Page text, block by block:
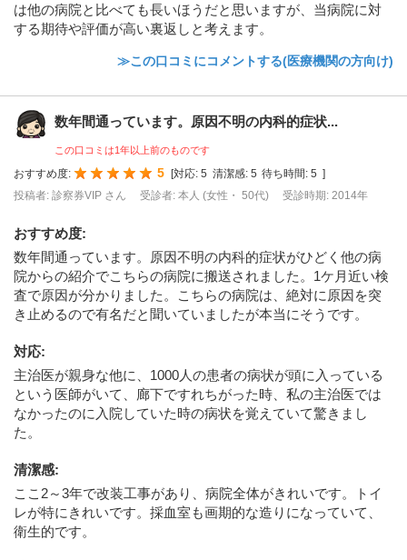
は他の病院と比べても長いほうだと思いますが、当病院に対
する期待や評価が高い裏返しと考えます。
≫この口コミにコメントする(医療機関の方向け)
数年間通っています。原因不明の内科的症状...
この口コミは1年以上前のものです
おすすめ度: 5 対応: 5 清潔感: 5 待ち時間: 5
投稿者: 診察券VIP さん
受診者: 本人 (女性・ 50代) 受診時期: 2014年
おすすめ度:
数年間通っています。原因不明の内科的症状がひどく他の病
院からの紹介でこちらの病院に搬送されました。1ケ月近い検
査で原因が分かりました。こちらの病院は、絶対に原因を突
き止めるので有名だと聞いていましたが本当にそうです。
対応:
主治医が親身な他に、1000人の患者の病状が頭に入っている
という医師がいて、廊下ですれちがった時、私の主治医では
なかったのに入院していた時の病状を覚えていて驚きまし
た。
清潔感:
ここ2～3年で改装工事があり、病院全体がきれいです。トイ
レが特にきれいです。採血室も画期的な造りになっていて、
衛生的です。